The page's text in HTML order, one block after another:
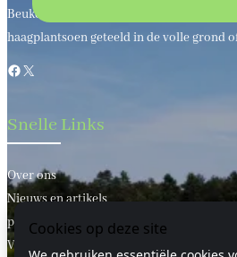
Beukenhaagkwekerij al meer dan 50 jaar
haagplantsoen geteeld in de volle grond
Facebook
X
Snelle Links
Over ons
Nieuws en artikels
privacy statement
Voorwaarden
Cookies op deze site